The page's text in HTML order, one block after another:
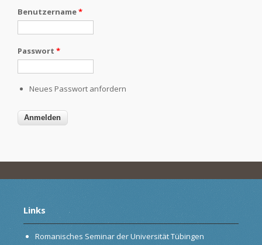
Benutzername*
Passwort *
Neues Passwort anfordern
Links
Romanisches Seminar der Universität Tübingen